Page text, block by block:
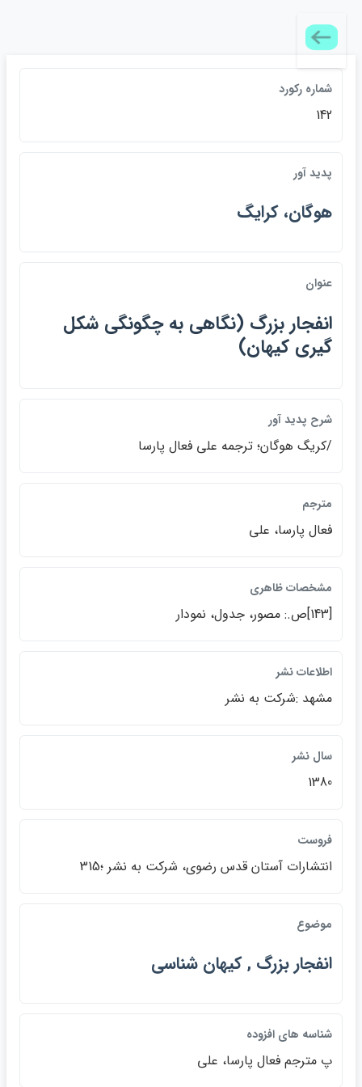
شماره ركورد
142
پديد آور
هوگان، كرايگ
عنوان
انفجار بزرگ (نگاهي به چگونگي شكل
گيري كيهان)
شرح پديد آور
/كريگ هوگان؛ ترجمه علي فعال پارسا
مترجم
فعال پارسا، علي
مشخصات ظاهري
[143]ص.: مصور، جدول، نمودار
اطلاعات نشر
مشهد :شركت به نشر
سال نشر
1380
فروست
انتشارات آستان قدس رضوي، شركت به نشر ؛315
موضوع
انفجار بزرگ , كيهان شناسي
شناسه هاي افزوده
پ مترجم فعال پارسا، علي